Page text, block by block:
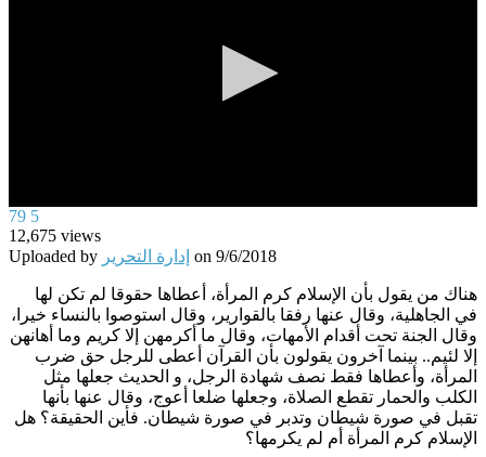
0
seconds
of
0
seconds
79 5
12,675 views
Uploaded by إدارة التحرير on 9/6/2018
هناك من يقول بأن الإسلام كرم المرأة، أعطاها حقوقا لم تكن لها
في الجاهلية، وقال عنها رفقا بالقوارير، وقال استوصوا بالنساء خيرا،
وقال الجنة تحت أقدام الأمهات، وقال ما أكرمهن إلا كريم وما أهانهن
إلا لئيم.. بينما آخرون يقولون بأن القرآن أعطى للرجل حق ضرب
المرأة، وأعطاها فقط نصف شهادة الرجل، و الحديث جعلها مثل
الكلب والحمار تقطع الصلاة، وجعلها ضلعا أعوج، وقال عنها بأنها
تقبل في صورة شيطان وتدبر في صورة شيطان. فأين الحقيقة؟ هل
الإسلام كرم المرأة أم لم يكرمها؟